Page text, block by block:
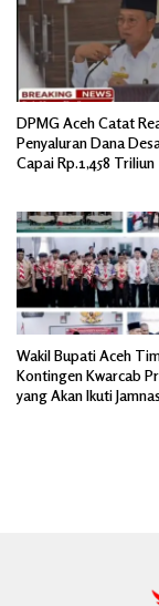
DPMG Aceh Catat
Penyaluran Dana
Capai Rp.1,458 Triliun
Wakil Bupati Aceh
Kontingen Kwarcab
yang Akan Ikuti